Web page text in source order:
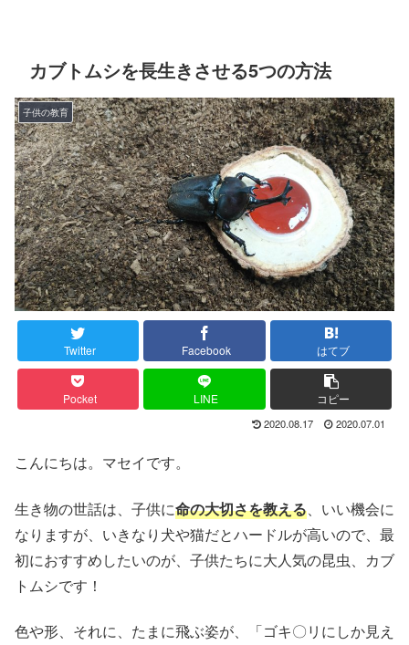
カブトムシを長生きさせる5つの方法
子供の教育
Twitter Facebook はてブ
Pocket LINE コピー
2020.08.17 2020.07.01
こんにちは。マセイです。
生き物の世話は、子供に命の大切さを教える、いい機会に
なりますが、いきなり犬や猫だとハードルが高いので、最
初におすすめしたいのが、子供たちに大人気の昆虫、カブ
トムシです！
色や形、それに、たまに飛ぶ姿が、「ゴキ〇リにしか見え